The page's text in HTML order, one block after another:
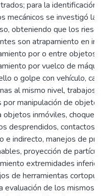
para la identificación
mecánicos se investigó
obteniendo que los
son atrapamiento en
por o entre objetos,
por vuelco de
o golpe con vehículo,
al mismo nivel, trabajos
por manipulación de
objetos inmóviles, choques
desprendidos, contactos
e indirecto, manejos de
proyección de
extremidades
de herramientas
evaluación de los mismos